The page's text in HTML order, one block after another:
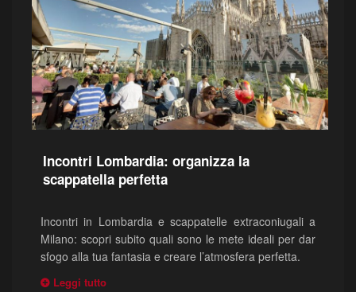
Incontri Lombardia: organizza la
scappatella perfetta
Incontri in Lombardia e scappatelle extraconiugali a
Milano: scopri subito quali sono le mete ideali per dar
sfogo alla tua fantasia e creare l’atmosfera perfetta.
Leggi tutto